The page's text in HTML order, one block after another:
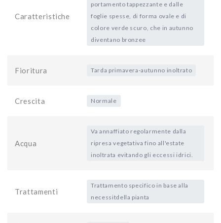
Caratteristiche
portamento tappezzante e dalle
foglie spesse, di forma ovale e di
colore verde scuro, che in autunno
diventano bronzee
Fioritura Tarda primavera-autunno inoltrato
Crescita Normale
Acqua
Va annaffiato regolarmente dalla
ripresa vegetativa fino all'estate
inoltrata evitando gli eccessi idrici.
Trattamenti
Trattamento specifico in base alla
necessitdella pianta